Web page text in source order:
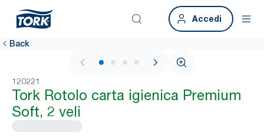
Accedi
Back
1 / 4
120221
Tork Rotolo carta igienica Premium
Soft, 2 veli